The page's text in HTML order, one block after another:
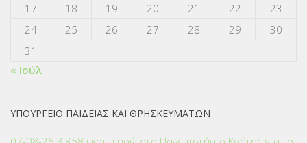
17
18 19 20 21 22
23
24
25 26 27 28 29
30
31
« Ιούλ
ΥΠΟΥΡΓΕΙΟ ΠΑΙΔΕΙΑΣ ΚΑΙ ΘΡΗΣΚΕΥΜΑΤΩΝ